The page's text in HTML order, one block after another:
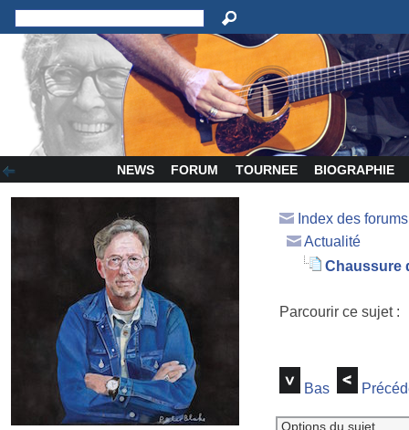
NEWS FORUM TOURNEE BIOGRAPHIE
Index des
Actualité
Chaussure
Parcourir ce sujet
Bas